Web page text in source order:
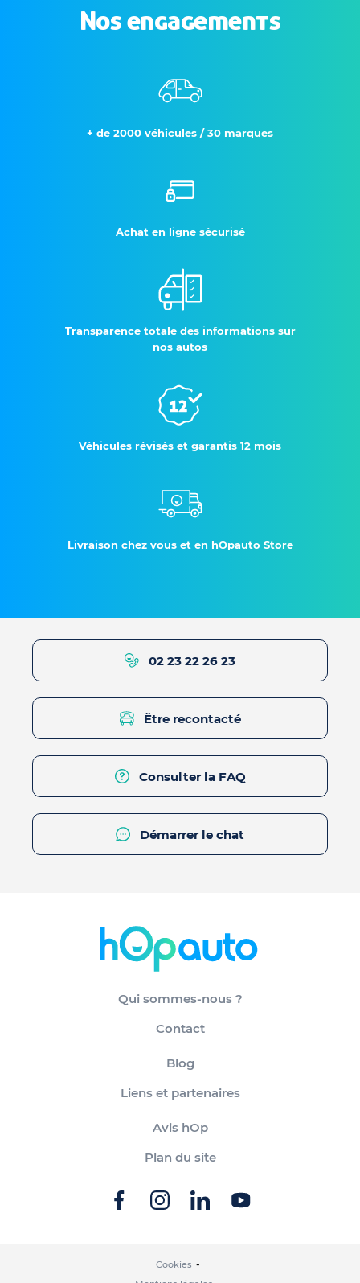
Nos engagements
+ de 2000 véhicules / 30 marques
Achat en ligne sécurisé
Transparence totale des informations sur
nos autos
Véhicules révisés et garantis 12 mois
Livraison chez vous et en hOpauto Store
02 23 22 26 23
Être recontacté
Consulter la FAQ
Démarrer le chat
Qui sommes-nous ?
Contact
Blog
Liens et partenaires
Avis hOp
Plan du site
Cookies